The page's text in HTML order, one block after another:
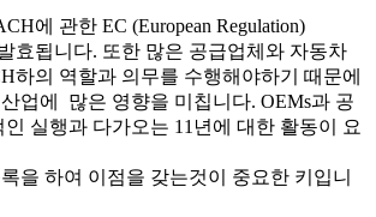
에 관한 EC (European Regulation)
효됩니다. 또한 많은 공급업체와 자동차
하의 역할과 의무를 수행해야하기 때문에
업에 많은 영향을 미칩니다. OEMs과 공
실행과 다가오는 11년에 대한 활동이 요
을 하여 이점을 갖는것이 중요한 키입니